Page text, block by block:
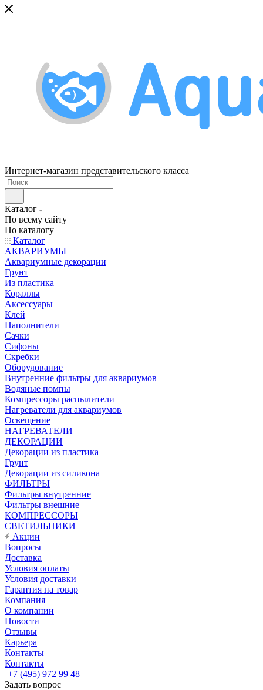
Интернет-магазин представительского класса
Каталог
По всему сайту
По каталогу
Каталог
АКВАРИУМЫ
Аквариумные декорации
Грунт
Из пластика
Кораллы
Аксессуары
Клей
Наполнители
Сачки
Сифоны
Скребки
Оборудование
Внутренние фильтры для аквариумов
Водяные помпы
Компрессоры распылители
Нагреватели для аквариумов
Освещение
НАГРЕВАТЕЛИ
ДЕКОРАЦИИ
Декорации из пластика
Грунт
Декорации из силикона
ФИЛЬТРЫ
Фильтры внутренние
Фильтры внешние
КОМПРЕССОРЫ
СВЕТИЛЬНИКИ
Акции
Вопросы
Доставка
Условия оплаты
Условия доставки
Гарантия на товар
Компания
О компании
Новости
Отзывы
Карьера
Контакты
Контакты
+7 (495) 972 99 48
Задать вопрос